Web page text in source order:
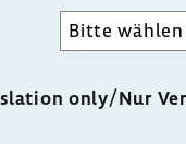
only/Nur